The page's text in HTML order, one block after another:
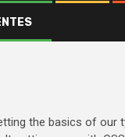
the basics of our